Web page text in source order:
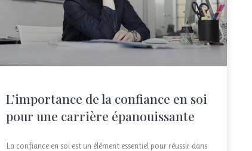
L’importance de la confiance en soi
pour une carrière épanouissante
La confiance en soi est un élément essentiel pour réussir dans